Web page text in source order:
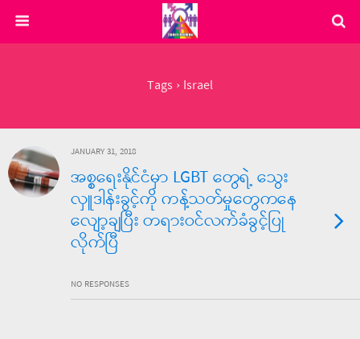
Tags › Israel
JANUARY 31, 2018
အစ္စရေးနိုင်ငံမှာ LGBT တွေရဲ့ သွေး
လှူဒါန်းခွင့်ကို ကန့်သတ်မှုတွေကနေ
လျော့ချပြီး တရားဝင်လက်ခံခွင့်ပြု
လိုက်ပြီ
NO RESPONSES